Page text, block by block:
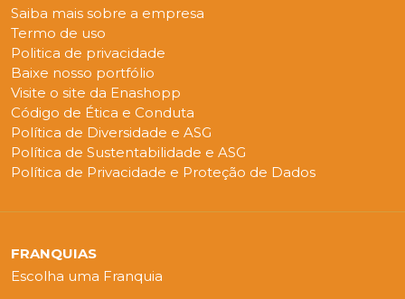
Saiba mais sobre a empresa
Termo de uso
Politica de privacidade
Baixe nosso portfólio
Visite o site da Enashopp
Código de Ética e Conduta
Política de Diversidade e ASG
Política de Sustentabilidade e ASG
Política de Privacidade e Proteção de Dados
FRANQUIAS
Escolha uma Franquia